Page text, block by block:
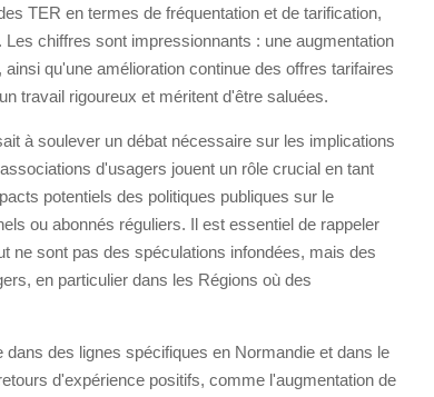
TER en termes de fréquentation et de tarification,
chiffres sont impressionnants : une augmentation
qu'une amélioration continue des offres tarifaires
travail rigoureux et méritent d'être saluées.
à soulever un débat nécessaire sur les implications
d'usagers jouent un rôle crucial en tant
potentiels des politiques publiques sur le
ou abonnés réguliers. Il est essentiel de rappeler
ne sont pas des spéculations infondées, mais des
en particulier dans les Régions où des
des lignes spécifiques en Normandie et dans le
d'expérience positifs, comme l'augmentation de